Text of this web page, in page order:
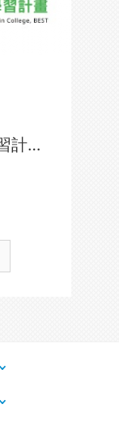
大專校院學生雙語化學習計畫